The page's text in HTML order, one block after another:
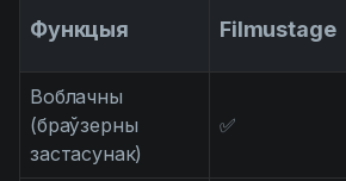
Функцыя Filmustage
Воблачны
(браўзерны
застасунак)
✅